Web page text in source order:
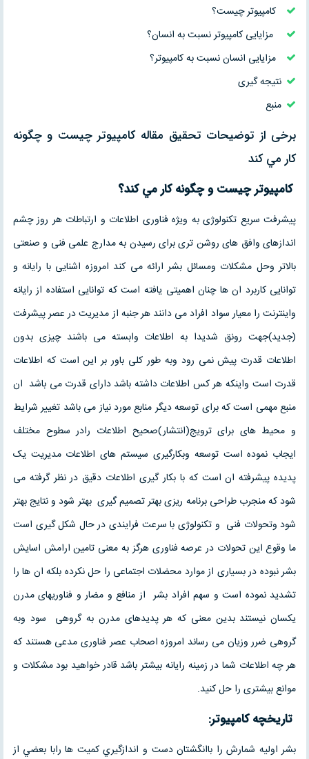
کامپیوتر چیست؟
مزایایی کامپیوتر نسبت به انسان؟
مزایایی انسان نسبت به کامپیوتر؟
نتیجه گیری
منبع
برخی از توضیحات تحقیق مقاله كامپيوتر چيست و چگونه
كار مي كند
كامپيوتر چيست و چگونه كار مي كند؟
پیشرفت سریع تکنولوژی به ویژه فناوری اطلاعات و ارتباطات هر روز چشم
اندازهای وافق های روشن تری برای رسیدن به مدارج علمی فنی و صنعتی
بالاتر وحل مشکلات ومسائل بشر ارائه می کند امروزه اشنایی با رایانه و
توانایی کاربرد ان ها چنان اهمیتی یافته است که توانایی استفاده از رایانه
واینترنت را معیار سواد افراد می دانند هر جنبه از مدیریت در عصر پیشرفت
(جدید)جهت رونق شدیدا به اطلاعات وابسته می باشند چیزی بدون
اطلاعات قدرت پیش نمی رود وبه طور کلی باور بر این است که اطلاعات
قدرت است واینکه هر کس اطلاعات داشته باشد دارای قدرت می باشد ان
منبع مهمی است که برای توسعه دیگر منابع مورد نیاز می باشد تغییر شرایط
و محیط های برای ترویج(انتشار)صحیح اطلاعات رادر سطوح مختلف
ایجاب نموده است توسعه وبکارگیری سیستم های اطلاعات مدیریت یک
پدیده پیشرفته ان است که با بکار گیری اطلاعات دقیق در نظر گرفته می
شود که منجرب طراحی برنامه ریزی بهتر تصمیم گیری بهتر شود و نتایج بهتر
شود وتحولات فنی و تکنولوژی با سرعت فرایندی در حال شکل گیری است
ما وقوع این تحولات در عرصه فناوری هرگز به معنی تامین ارامش اسایش
بشر نبوده در بسیاری از موارد محضلات اجتماعی را حل نکرده بلکه ان ها را
تشدید نموده است و سهم افراد بشر از منافع و مضار و فناوریهای مدرن
یکسان نیستند بدین معنی که هر پدیدهای مدرن به گروهی سود وبه
گروهی ضرر وزیان می رساند امروزه اصحاب عصر فناوری مدعی هستند که
هر چه اطلاعات شما در زمینه رایانه بیشتر باشد قادر خواهید بود مشکلات و
موانع بیشتری را حل کنید.
تاریخچه کامپیوتر:
بشر اوليه شمارش را باانگشتان دست و اندازگيري كميت ها رابا بعضي از